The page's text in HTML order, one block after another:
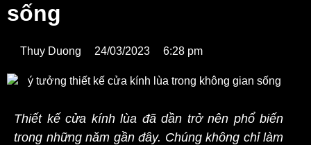
sống
Thuy Duong 24/03/2023 6:28 pm
Thiết kế cửa kính lùa đã dần trở nên phổ biến
trong những năm gần đây. Chúng không chỉ làm